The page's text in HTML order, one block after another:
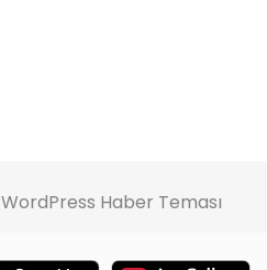
WordPress Haber Teması